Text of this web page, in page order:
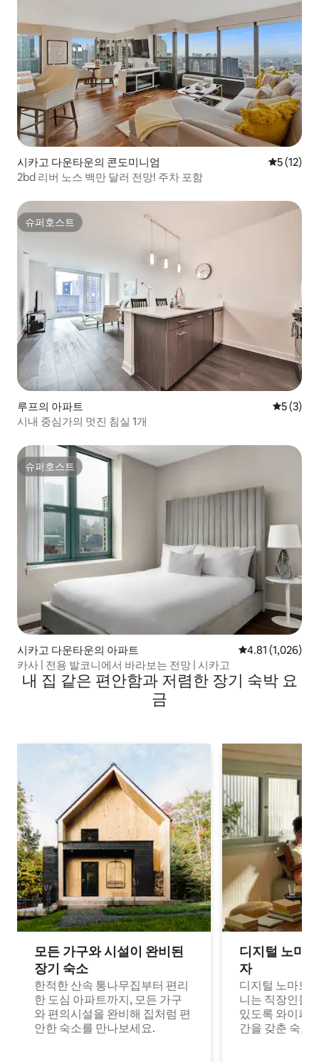
시카고 다운타운의 콘도미니엄 평점 5점
5 (12)
2bd 리버 노스 백만 달러 전망! 주차 포함
슈퍼호스트
슈퍼호스트
루프의 아파트 평점 5점
5 (3)
시내 중심가의 멋진 침실 1개
슈퍼호스트
슈퍼호스트
시카고 다운타운의 아파트 평점 4.81점(5점
4.81 (1,026)
카사 | 전용 발코니에서 바라보는 전망 | 시카고
내 집 같은 편안함과 저렴한 장기 숙박 요
금
모든 가구와 시설이 완비된
장기 숙소
한적한 산속 통나무집부터 편리
한 도심 아파트까지, 모든 가구
와 편의시설을 완비해 집처럼 편
안한 숙소를 만나보세요.
디지털 노마
자
디지털 노마드
니는 직장인들
있도록 와이파
간을 갖춘 숙소